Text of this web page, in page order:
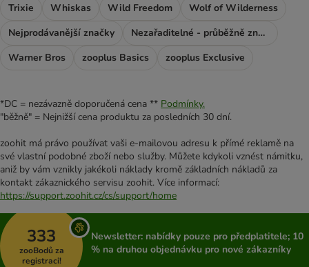
Trixie
Whiskas Wild Freedom
Wolf of Wilderness
Nejprodávanější značky
Nezařaditelné - průběžně značky
Warner Bros
zooplus Basics zooplus Exclusive
*DC = nezávazně doporučená cena ** Podmínky.
"běžně" = Nejnižší cena produktu za posledních 30 dní.
zoohit má právo používat vaši e-mailovou adresu k přímé reklamě na
své vlastní podobné zboží nebo služby. Můžete kdykoli vznést námitku,
aniž by vám vznikly jakékoli náklady kromě základních nákladů za
kontakt zákaznického servisu zoohit. Více informací:
https://support.zoohit.cz/cs/support/home
333
zooBodů za
registraci!
Newsletter: nabídky pouze pro předplatitele; 10
% na druhou objednávku pro nové zákazníky